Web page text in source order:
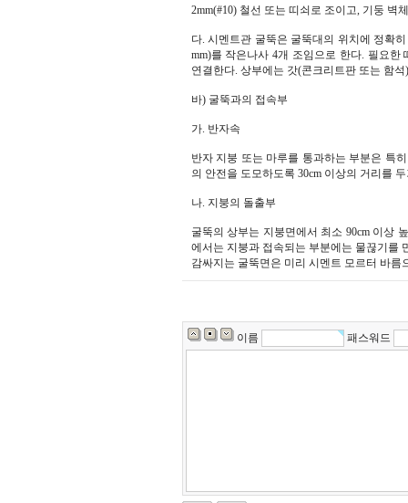
2mm(#10) 철선 또는 띠쇠로 조이고, 기둥 벽
다. 시멘트관 굴뚝은 굴뚝대의 위치에 정확
mm)를 작은나사 4개 조임으로 한다. 필요
연결한다. 상부에는 갓(콘크리트판 또는 함
바) 굴뚝과의 접속부
가. 반자속
반자 지붕 또는 마루를 통과하는 부분은 특
의 안전을 도모하도록 30cm 이상의 거리를
나. 지붕의 돌출부
굴뚝의 상부는 지붕면에서 최소 90cm 이상
에서는 지붕과 접속되는 부분에는 물끊기를
감싸지는 굴뚝면은 미리 시멘트 모르터 바
이름 패스워드